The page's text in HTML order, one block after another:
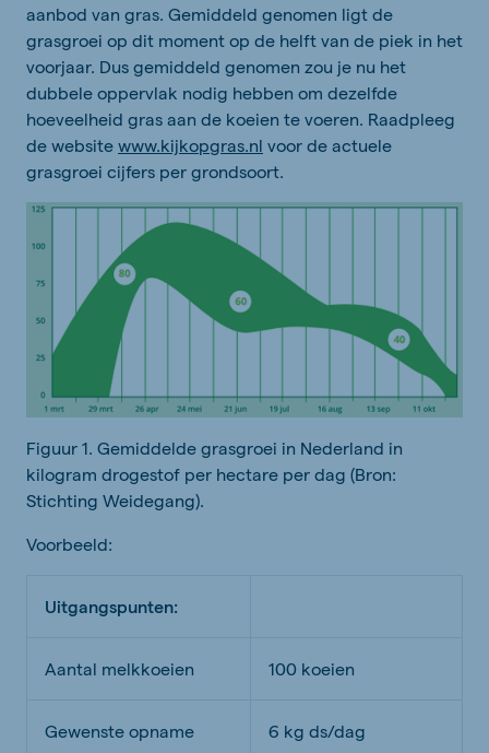
aanbod van gras. Gemiddeld genomen ligt de
grasgroei op dit moment op de helft van de piek in het
voorjaar. Dus gemiddeld genomen zou je nu het
dubbele oppervlak nodig hebben om dezelfde
hoeveelheid gras aan de koeien te voeren. Raadpleeg
de website www.kijkopgras.nl voor de actuele
grasgroei cijfers per grondsoort.
Figuur 1. Gemiddelde grasgroei in Nederland in
kilogram drogestof per hectare per dag (Bron:
Stichting Weidegang).
Voorbeeld:
Uitgangspunten:
Aantal melkkoeien 100 koeien
Gewenste opname 6 kg ds/dag